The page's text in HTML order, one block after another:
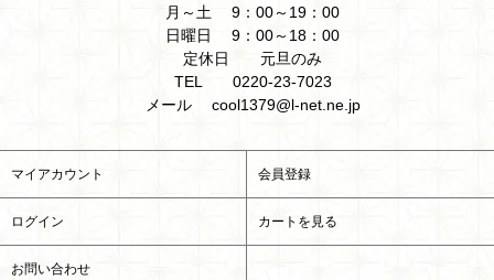
月～土 9：00～19：00
日曜日 9：00～18：00
定休日 元旦のみ
TEL 0220-23-7023
メール cool1379@l-net.ne.jp
マイアカウント 会員登録
ログイン カートを見る
お問い合わせ